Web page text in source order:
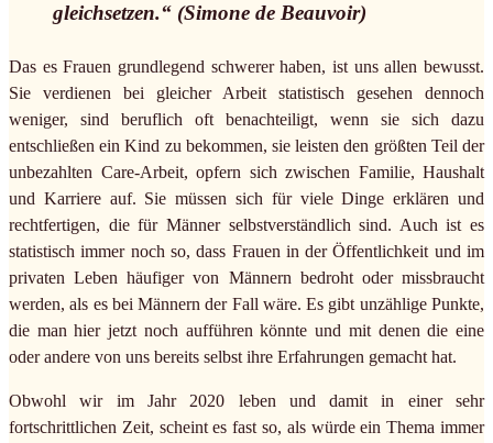
gleichsetzen.“ (Simone de Beauvoir)
Das es Frauen grundlegend schwerer haben, ist uns allen bewusst.
Sie verdienen bei gleicher Arbeit statistisch gesehen dennoch
weniger, sind beruflich oft benachteiligt, wenn sie sich dazu
entschließen ein Kind zu bekommen, sie leisten den größten Teil der
unbezahlten Care-Arbeit, opfern sich zwischen Familie, Haushalt
und Karriere auf. Sie müssen sich für viele Dinge erklären und
rechtfertigen, die für Männer selbstverständlich sind. Auch ist es
statistisch immer noch so, dass Frauen in der Öffentlichkeit und im
privaten Leben häufiger von Männern bedroht oder missbraucht
werden, als es bei Männern der Fall wäre. Es gibt unzählige Punkte,
die man hier jetzt noch aufführen könnte und mit denen die eine
oder andere von uns bereits selbst ihre Erfahrungen gemacht hat.
Obwohl wir im Jahr 2020 leben und damit in einer sehr
fortschrittlichen Zeit, scheint es fast so, als würde ein Thema immer